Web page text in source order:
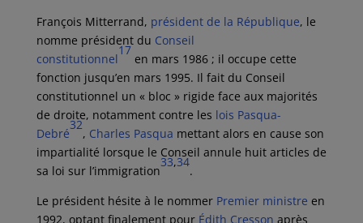
François Mitterrand, président de la République, le
nomme président du Conseil
constitutionnel
17
en mars 1986; il occupe cette
fonction jusqu’en mars 1995. Il fait du Conseil
constitutionnel un « bloc » rigide face aux majorités
de droite, notamment contre les lois Pasqua-
Debré
32
, Charles Pasqua mettant alors en cause son
impartialité lorsque le Conseil annule huit articles de
sa loi sur l’immigration
33,34
.
Le président hésite à le nommer Premier ministre en
1992, optant finalement pour Édith Cresson après